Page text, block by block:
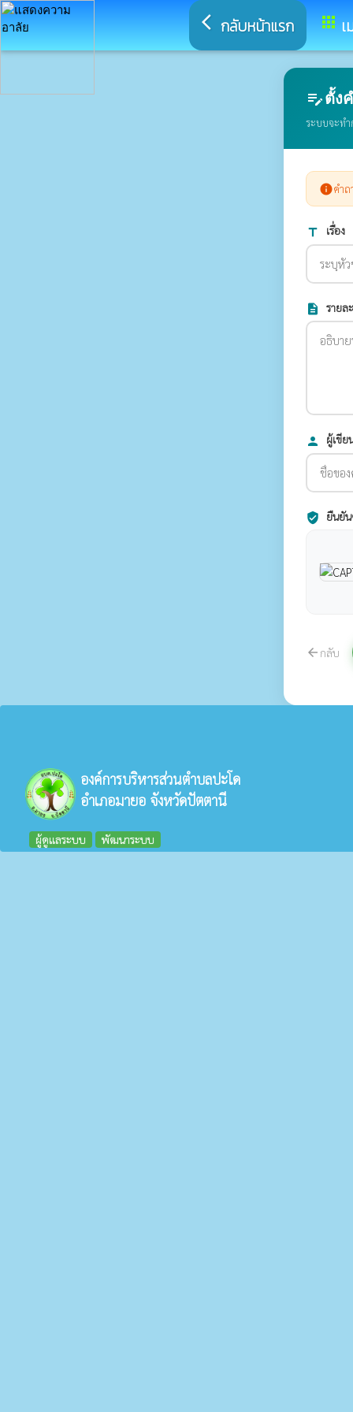
arrow_back_ios กลับหน้าแรก apps
edit_noteตั้ง
ระบบจะท
infoคำ
title เรื่อง
description รายล
person ผู้เขีย
verified_user ยืนยั
arrow_back กลับ
องค์การบริหารส่วนตำบลปะโด
อำเภอมายอ จังหวัดปัตตานี
ผู้ดูแลระบบ พัฒนาระบบ